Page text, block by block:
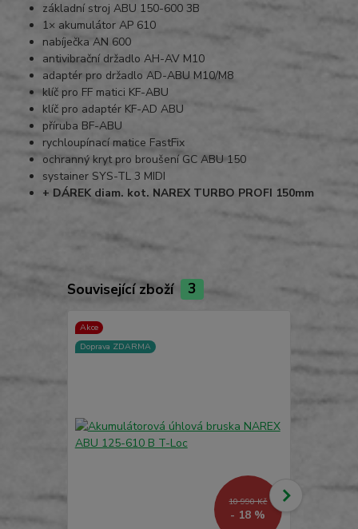
základní stroj ABU 150-600 3B
1× akumulátor AP 610
nabíječka AN 600
antivibrační držadlo AH-AV M10
adaptér pro držadlo AD-ABU M10/M8
klíč pro FF matici KF-ABU
klíč pro adaptér KF-AD ABU
příruba BF-ABU
rychloupínací matice FastFix
ochranný kryt pro broušení GC ABU 150
systainer SYS-TL 3 MIDI
+ DÁREK diam. kot. NAREX TURBO PROFI 150mm
Související zboží 3
Akce
Doprava ZDARMA
10 990 Kč
- 18 %